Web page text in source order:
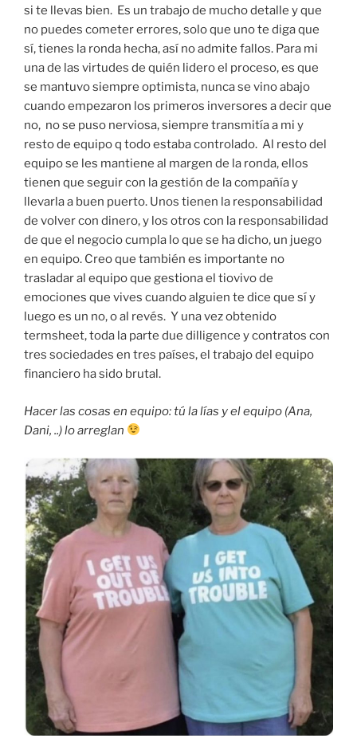
si te llevas bien. Es un trabajo de mucho detalle y que
no puedes cometer errores, solo que uno te diga que
sí, tienes la ronda hecha, así no admite fallos. Para mi
una de las virtudes de quién lidero el proceso, es que
se mantuvo siempre optimista, nunca se vino abajo
cuando empezaron los primeros inversores a decir que
no, no se puso nerviosa, siempre transmitía a mi y
resto de equipo q todo estaba controlado. Al resto del
equipo se les mantiene al margen de la ronda, ellos
tienen que seguir con la gestión de la compañía y
llevarla a buen puerto. Unos tienen la responsabilidad
de volver con dinero, y los otros con la responsabilidad
de que el negocio cumpla lo que se ha dicho, un juego
en equipo. Creo que también es importante no
trasladar al equipo que gestiona el tiovivo de
emociones que vives cuando alguien te dice que sí y
luego es un no, o al revés. Y una vez obtenido
termsheet, toda la parte due dilligence y contratos con
tres sociedades en tres países, el trabajo del equipo
financiero ha sido brutal.
Hacer las cosas en equipo: tú la lías y el equipo (Ana,
Dani, ..) lo arreglan